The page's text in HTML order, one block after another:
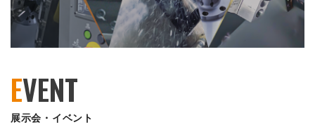
EVENT
展示会・イベント